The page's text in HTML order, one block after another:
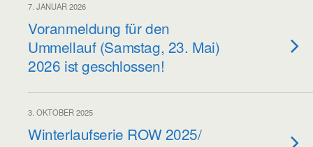
7. JANUAR 2026
Voranmeldung für den
Ummellauf (Samstag, 23. Mai)
2026 ist geschlossen!
3. OKTOBER 2025
Winterlaufserie ROW 2025/